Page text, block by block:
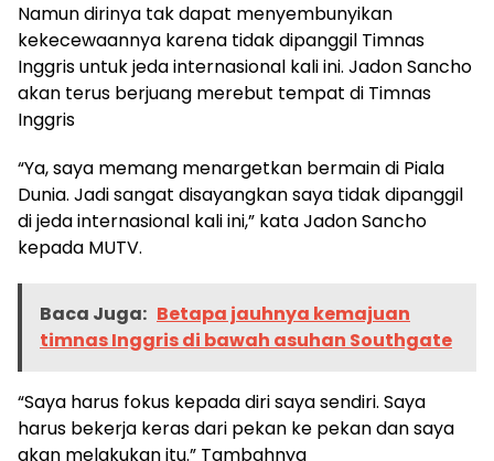
Namun dirinya tak dapat menyembunyikan
kekecewaannya karena tidak dipanggil Timnas
Inggris untuk jeda internasional kali ini. Jadon Sancho
akan terus berjuang merebut tempat di Timnas
Inggris
“Ya, saya memang menargetkan bermain di Piala
Dunia. Jadi sangat disayangkan saya tidak dipanggil
di jeda internasional kali ini,” kata Jadon Sancho
kepada MUTV.
Baca Juga: Betapa jauhnya kemajuan
timnas Inggris di bawah asuhan Southgate
“Saya harus fokus kepada diri saya sendiri. Saya
harus bekerja keras dari pekan ke pekan dan saya
akan melakukan itu.” Tambahnya